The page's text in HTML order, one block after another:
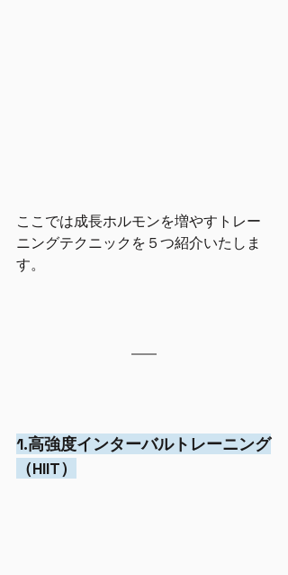
ここでは成長ホルモンを増やすトレー
ニングテクニックを５つ紹介いたしま
す。
1.高強度インターバルトレーニング
（HIIT）